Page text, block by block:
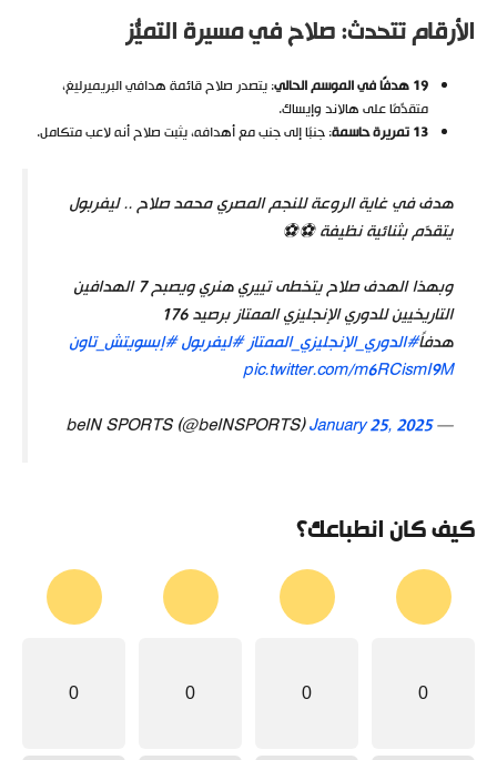
الأرقام تتحدث: صلاح في مسيرة التميُّز
19 هدفًا في الموسم الحالي
: يتصدر صلاح قائمة هدافي البريميرليغ،
متقدِّمًا على هالاند وإيساك.
13 تمريرة حاسمة
: جنبًا إلى جنب مع أهدافه، يثبت صلاح أنه لاعب متكامل.
هدف في غاية الروعة للنجم المصري محمد صلاح .. ليفربول
يتقدّم بثنائية نظيفة ⚽️⚽️
وبهذا الهدف صلاح يتخطى تييري هنري ويصبح 7 الهدافين
التاريخيين للدوري الإنجليزي الممتاز برصيد 176
هدفاً#الدوري_الإنجليزي_الممتاز#ليفربول#إبسويتش_تاون
pic.twitter.com/m6RCismI9M
— beIN SPORTS (@beINSPORTS)
January 25, 2025
كيف كان انطباعك؟
0
0
0
0